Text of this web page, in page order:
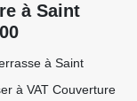
à Saint
à Saint
à VAT Couverture